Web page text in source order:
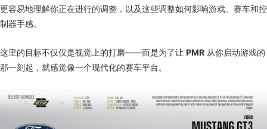
更容易地理解你正在进行的调整，以及这些调整如何影响游戏、赛车和控
制器手感。
这里的目标不仅仅是视觉上的打磨——而是为了让 PMR 从你启动游戏的
那一刻起，就感觉像一个现代化的赛车平台。